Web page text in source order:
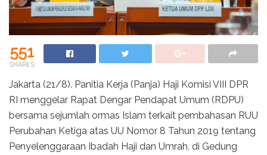
551
SHARES
Jakarta (21/8). Panitia Kerja (Panja) Haji Komisi VIII DPR
RI menggelar Rapat Dengar Pendapat Umum (RDPU)
bersama sejumlah ormas Islam terkait pembahasan RUU
Perubahan Ketiga atas UU Nomor 8 Tahun 2019 tentang
Penyelenggaraan Ibadah Haji dan Umrah, di Gedung